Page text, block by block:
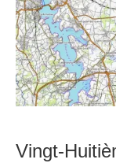
Vingt-